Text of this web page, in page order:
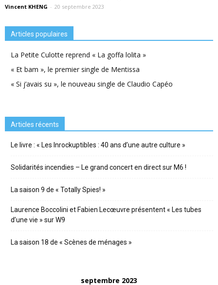
Vincent KHENG - 20 septembre 2023
Articles populaires
La Petite Culotte reprend « La goffa lolita »
« Et bam », le premier single de Mentissa
« Si j’avais su », le nouveau single de Claudio Capéo
Articles récents
Le livre : « Les Inrockuptibles : 40 ans d’une autre culture »
Solidarités incendies – Le grand concert en direct sur M6 !
La saison 9 de « Totally Spies! »
Laurence Boccolini et Fabien Lecœuvre présentent « Les tubes
d’une vie » sur W9
La saison 18 de « Scènes de ménages »
septembre 2023